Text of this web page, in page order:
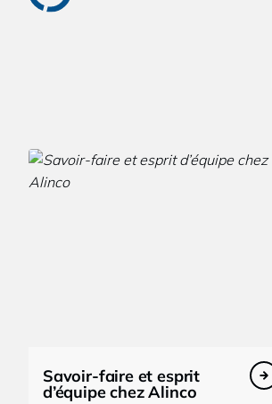
Savoir-faire et esprit
d’équipe chez Alinco